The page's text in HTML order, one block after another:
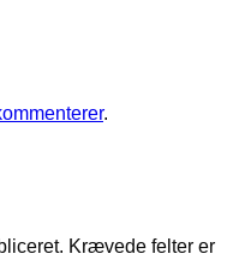
.
Krævede felter er